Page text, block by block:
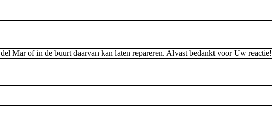
Mar of in de buurt daarvan kan laten repareren. Alvast bedankt voor Uw reactie!